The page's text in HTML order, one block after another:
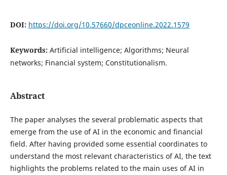
DOI: https://doi.org/10.57660/dpceonline.2022.1579
Keywords: Artificial intelligence; Algorithms; Neural
networks; Financial system; Constitutionalism.
Abstract
The paper analyses the several problematic aspects that
emerge from the use of AI in the economic and financial
field. After having provided some essential coordinates to
understand the most relevant characteristics of AI, the text
highlights the problems related to the main uses of AI in